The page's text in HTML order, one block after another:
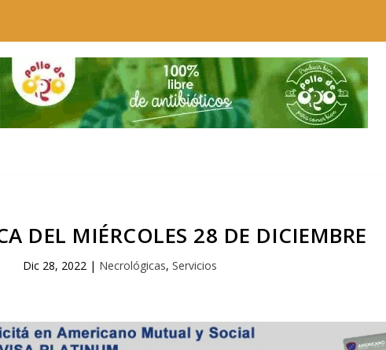
DEL MIÉRCOLES 28 DE DICIEMBRE
Dic 28, 2022 | Necrológicas,Servicios